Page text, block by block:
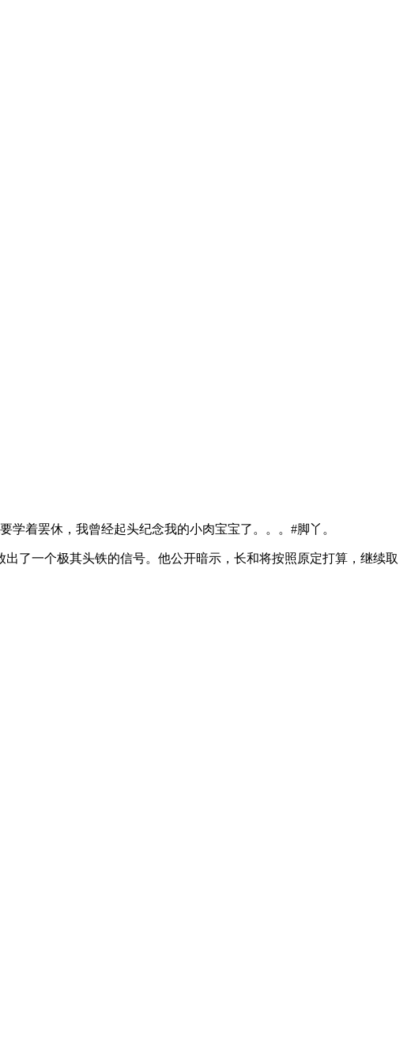
着罢休，我曾经起头纪念我的小肉宝宝了。。。#脚丫。
了一个极其头铁的信号。他公开暗示，长和将按照原定打算，继续取